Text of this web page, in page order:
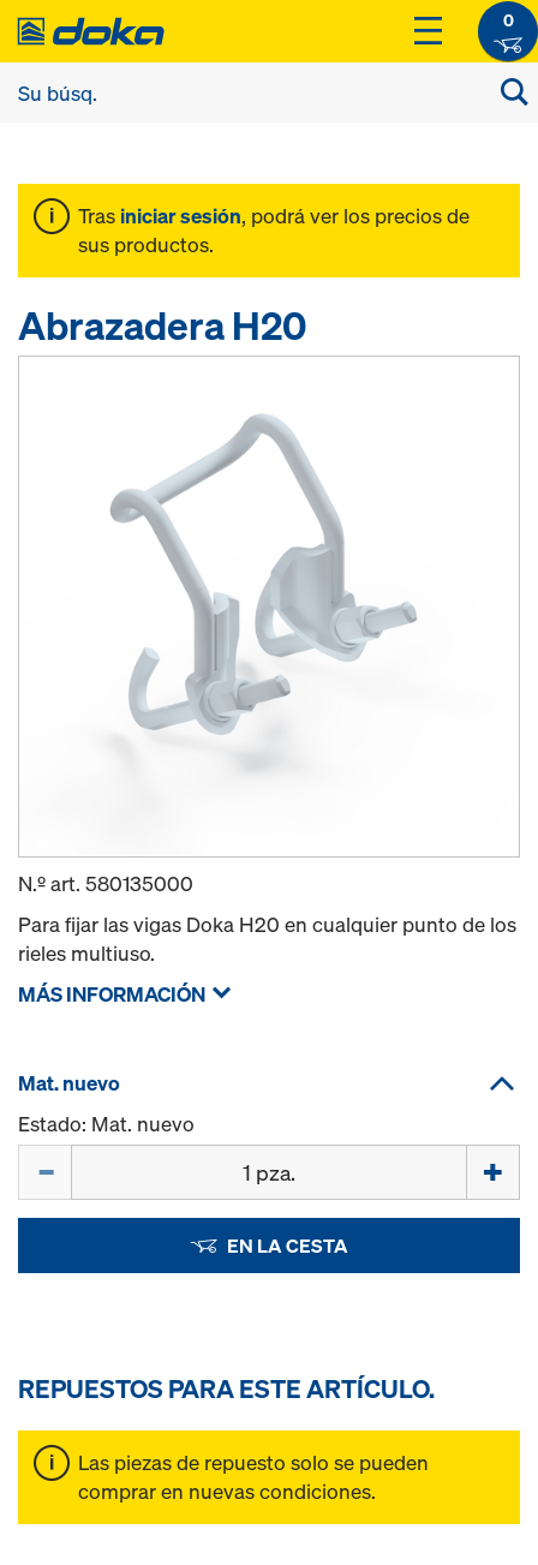
0
Tras iniciar sesión, podrá ver los precios de
sus productos.
Abrazadera H20
N.º art. 580135000
Para fijar las vigas Doka H20 en cualquier punto de los
rieles multiuso.
MÁS INFORMACIÓN
Mat. nuevo
Estado: Mat. nuevo
EN LA CESTA
REPUESTOS PARA ESTE ARTÍCULO.
Las piezas de repuesto solo se pueden
comprar en nuevas condiciones.